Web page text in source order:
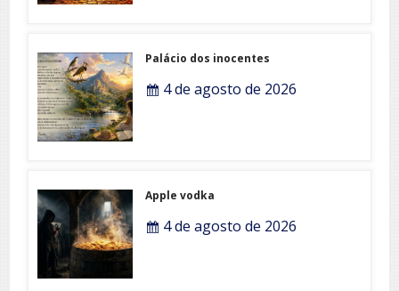
Palácio dos inocentes
4 de agosto de 2026
Apple vodka
4 de agosto de 2026